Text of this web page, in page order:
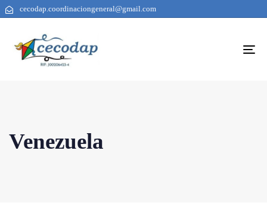
cecodap.coordinaciongeneral@gmail.com
Venezuela